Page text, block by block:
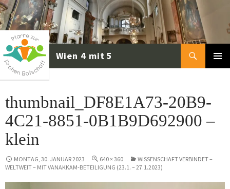
Zum
Inhalt
springen
Suchen
thumbnail_DF8E1A73-20B9-
4C21-8851-0B1B9D692900 –
klein
MONTAG, 30. JANUAR 2023 640 × 360
WISSENSCHAFT VERBINDET –
WELTWEIT – MIT VANAKKAM-BETEILIGUNG (23.1. – 27.1.2023)